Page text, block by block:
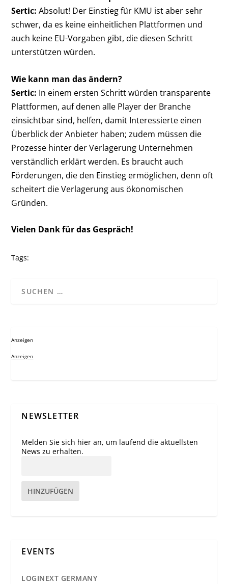
Sertic:Absolut! Der Einstieg für KMU ist aber sehr
schwer, da es keine einheitlichen Plattformen und
auch keine EU-Vorgaben gibt, die diesen Schritt
unterstützen würden.
Wie kann man das ändern?
Sertic: In einem ersten Schritt würden transparente
Plattformen, auf denen alle Player der Branche
einsichtbar sind, helfen, damit Interessierte einen
Überblick der Anbieter haben; zudem müssen die
Prozesse hinter der Verlagerung Unternehmen
verständlich erklärt werden. Es braucht auch
Förderungen, die den Einstieg ermöglichen, denn oft
scheitert die Verlagerung aus ökonomischen
Gründen.
Vielen Dank für das Gespräch!
Tags:
Anzeigen
Anzeigen
NEWSLETTER
Melden Sie sich hier an, um laufend die aktuellsten
News zu erhalten.
HINZUFÜGEN
EVENTS
LOGINEXT GERMANY